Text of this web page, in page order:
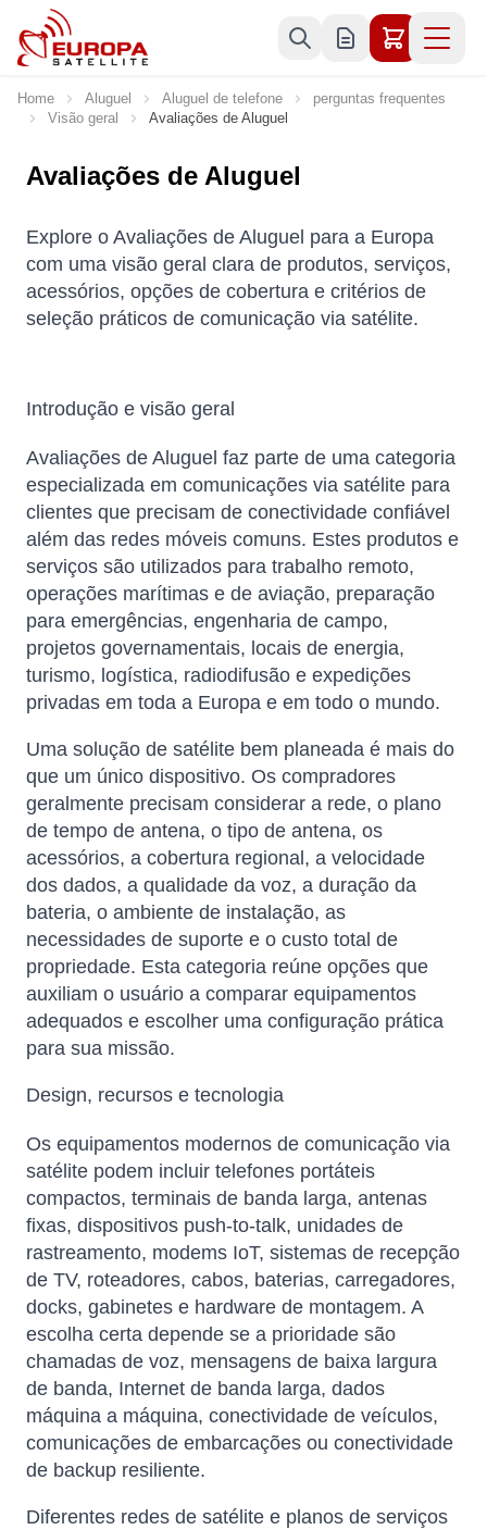
Skip to Content
Home Aluguel Aluguel de telefone
perguntas frequentes
Visão geral
Avaliações de Aluguel
Avaliações de Aluguel
Explore o Avaliações de Aluguel para a Europa
com uma visão geral clara de produtos, serviços,
acessórios, opções de cobertura e critérios de
seleção práticos de comunicação via satélite.
Introdução e visão geral
Avaliações de Aluguel faz parte de uma categoria
especializada em comunicações via satélite para
clientes que precisam de conectividade confiável
além das redes móveis comuns. Estes produtos e
serviços são utilizados para trabalho remoto,
operações marítimas e de aviação, preparação
para emergências, engenharia de campo,
projetos governamentais, locais de energia,
turismo, logística, radiodifusão e expedições
privadas em toda a Europa e em todo o mundo.
Uma solução de satélite bem planeada é mais do
que um único dispositivo. Os compradores
geralmente precisam considerar a rede, o plano
de tempo de antena, o tipo de antena, os
acessórios, a cobertura regional, a velocidade
dos dados, a qualidade da voz, a duração da
bateria, o ambiente de instalação, as
necessidades de suporte e o custo total de
propriedade. Esta categoria reúne opções que
auxiliam o usuário a comparar equipamentos
adequados e escolher uma configuração prática
para sua missão.
Design, recursos e tecnologia
Os equipamentos modernos de comunicação via
satélite podem incluir telefones portáteis
compactos, terminais de banda larga, antenas
fixas, dispositivos push-to-talk, unidades de
rastreamento, modems IoT, sistemas de recepção
de TV, roteadores, cabos, baterias, carregadores,
docks, gabinetes e hardware de montagem. A
escolha certa depende se a prioridade são
chamadas de voz, mensagens de baixa largura
de banda, Internet de banda larga, dados
máquina a máquina, conectividade de veículos,
comunicações de embarcações ou conectividade
de backup resiliente.
Diferentes redes de satélite e planos de serviços